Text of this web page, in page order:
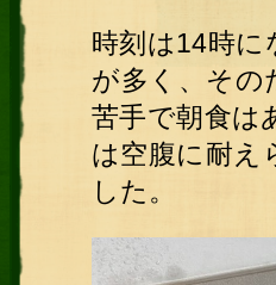
時刻は14時
が多く、その
苦手で朝食は
は空腹に耐え
した。